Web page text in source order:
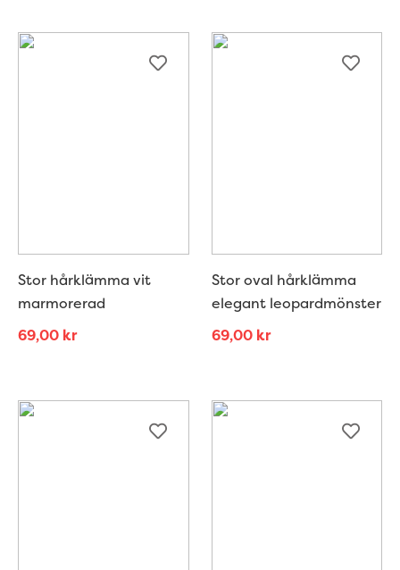
Stor hårklämma vit
marmorerad
69,00 kr
Stor oval hårklämma
elegant leopardmönster
69,00 kr